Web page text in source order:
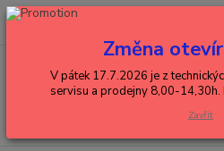
+420 602 288 130
Změna
V pátek 17.7.2026 je z
servisu a prodejny 8,00-14,30h.
Zavřít